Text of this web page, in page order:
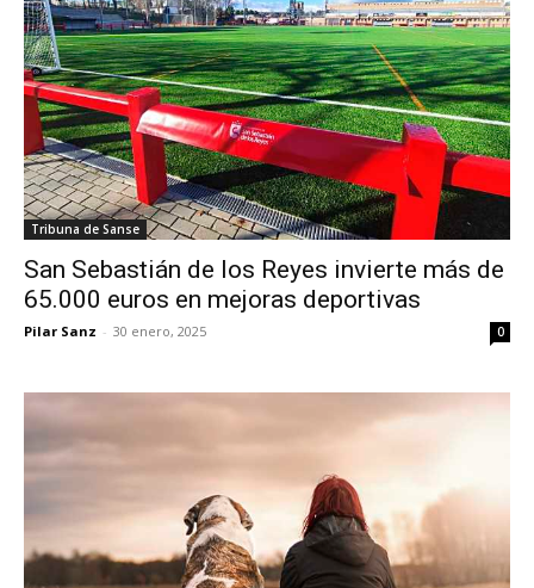
Tribuna de Sanse
San Sebastián de los Reyes invierte más de
65.000 euros en mejoras deportivas
Pilar Sanz - 30 enero, 2025 0